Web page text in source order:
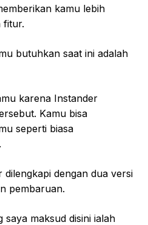
kamu lebih
fitur.
butuhkan saat ini adalah
karena Instander
Kamu bisa
seperti biasa
dilengkapi dengan dua versi
pembaruan.
saya maksud disini ialah